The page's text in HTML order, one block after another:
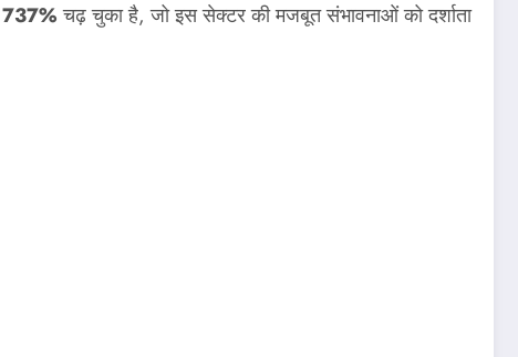
737%चढ़ चुका है, जो इस सेक्टर की मजबूत संभावनाओं को दर्शाता